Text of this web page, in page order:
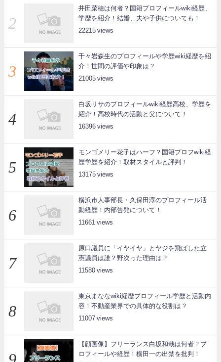
井田菜穂は何者？国籍プロフィールwiki経歴、
学歴を紹介！結婚、夫や子供についても！
22215
千々岩森生のプロフィールや学歴wiki経歴を紹
介！世間の評価や印象は？
21005
白坂リサのプロフィールwiki経歴高校、学歴を
紹介！高校時代の活動と父について！
16396
モンゴメリー花子はハーフ？国籍プロフwiki経
歴学歴を紹介！取材スタイルと評判！
13175
横浜市人事部長・久保田淳のプロフィール活
動経歴！内部告発について！
11661
原口議員に「イヤイヤ」とヤジを飛ばした立
憲議員は誰？野次った理由は？
11580
東京まななwiki経歴プロフィール学歴と活動内
容！不動産業界での具体的な役割は？
11007
【顔画像】フリーランス白坂和哉は何者？プ
ロフィールや経歴！横田一の出禁を批判！